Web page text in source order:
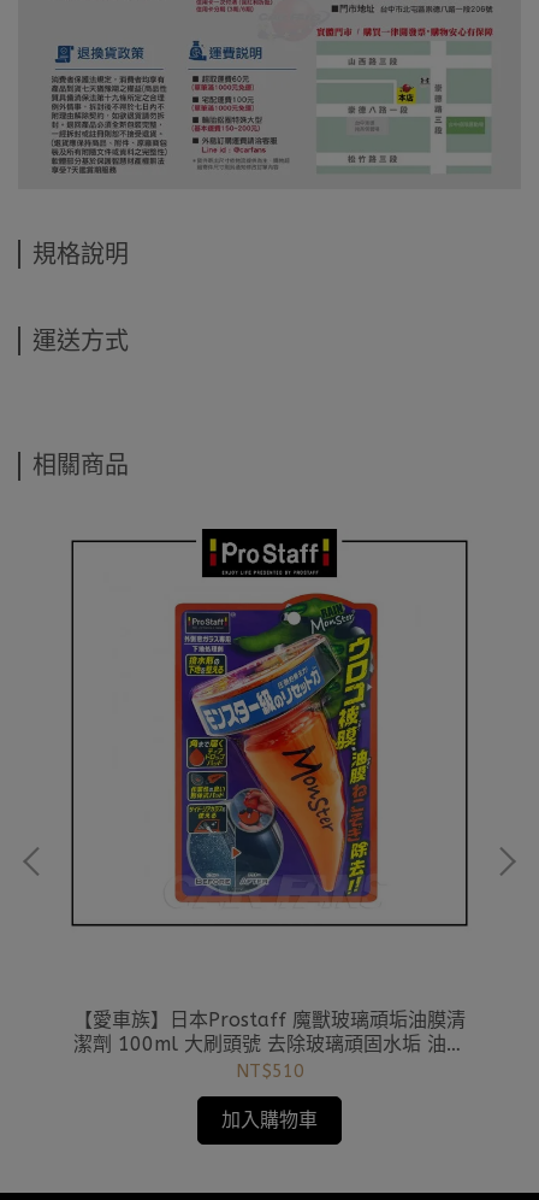
規格說明
運送方式
相關商品
【愛車族】日本Prostaff 魔獸玻璃頑垢油膜清
潔劑 100ml 大刷頭號 去除玻璃頑固水垢 油膜
A-75
NT$510
加入購物車